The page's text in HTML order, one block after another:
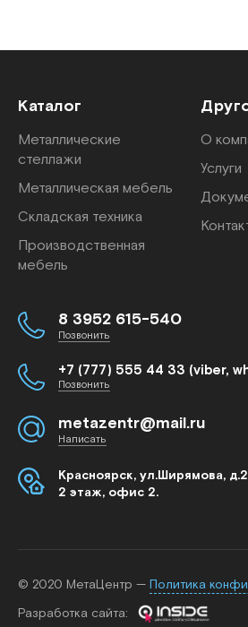
Каталог
Металлические
стеллажи
Металлическая мебель
Складская техника
Производственная
мебель
О
Услуги
8 3952 615-540
Позвонить
+7 (777) 555 44 33 (viber,
Позвонить
metazentr@mail.ru
Написать
Красноярск, ул.Ширямова,
2 этаж, офис 2.
© 2020 МетаЦентр — Политика
Разработка cайта: